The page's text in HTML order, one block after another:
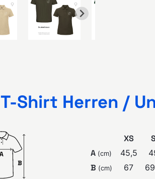
T-Shirt Herren /
XS S
A (cm) 45,5
B (cm) 67